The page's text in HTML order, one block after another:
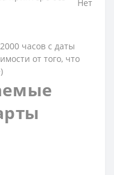
Нет
часов с даты
от того, что